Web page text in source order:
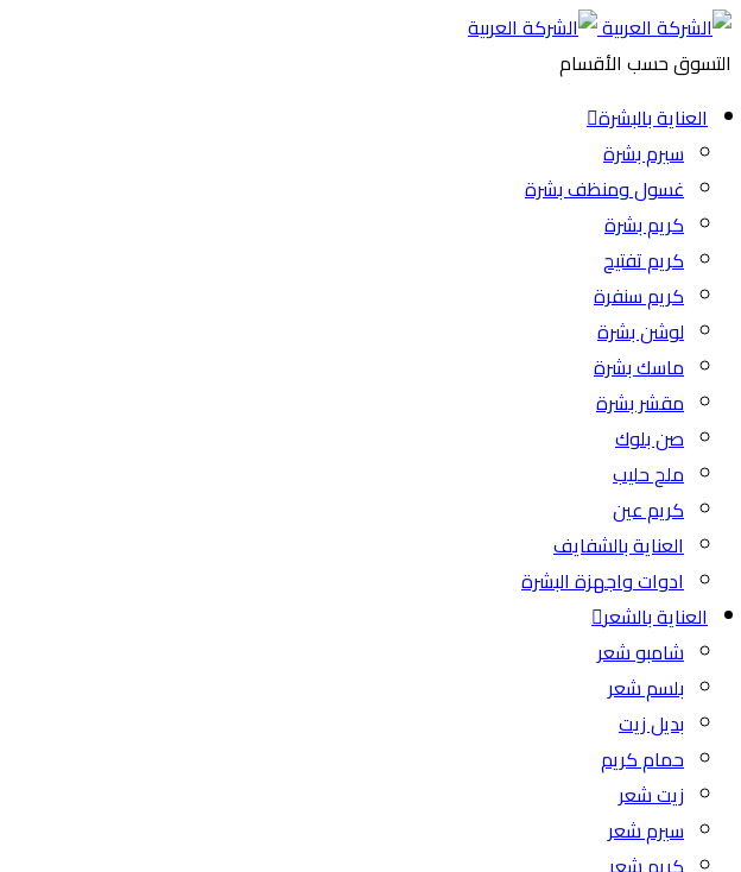
التسوق حسب الأقسام
العناية بالبشرة
سيرم بشرة
غسول ومنظف بشرة
كريم بشرة
كريم تفتيح
كريم سنفرة
لوشن بشرة
ماسك بشرة
مقشر بشرة
صن بلوك
ملح حليب
كريم عين
العناية بالشفايف
ادوات واجهزة البشرة
العناية بالشعر
شامبو شعر
بلسم شعر
بديل زيت
حمام كريم
زيت شعر
سيرم شعر